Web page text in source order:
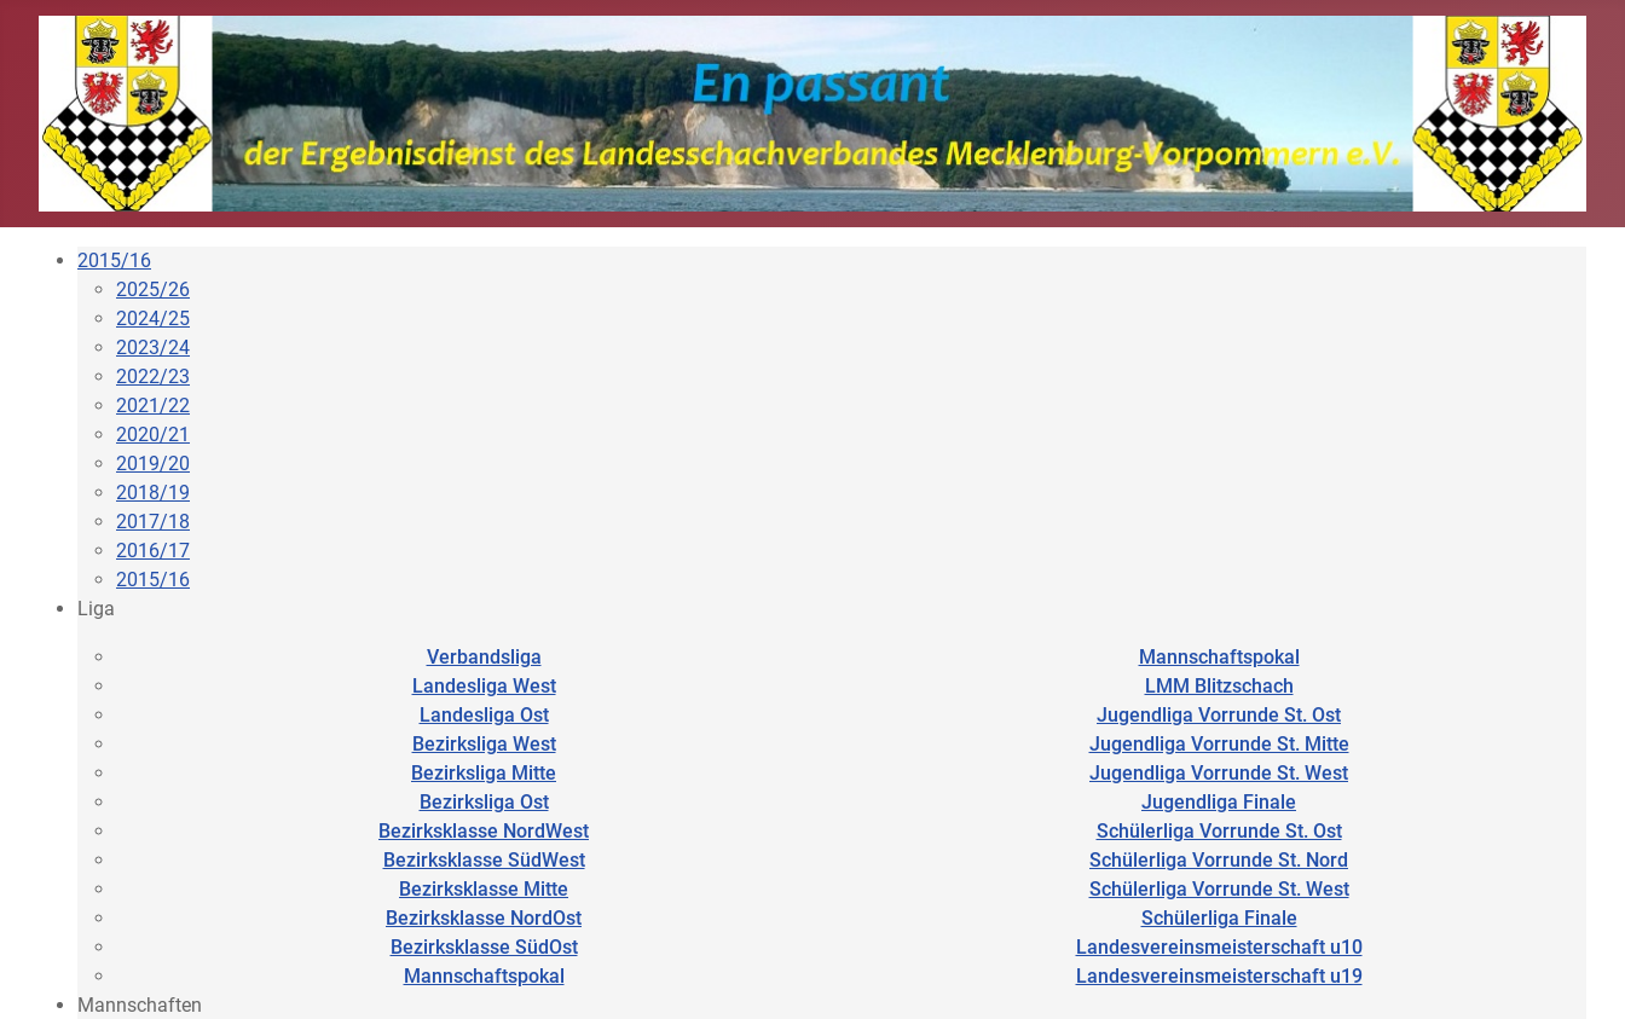
2015/16
2025/26
2024/25
2023/24
2022/23
2021/22
2020/21
2019/20
2018/19
2017/18
2016/17
2015/16
Liga
Verbandsliga
Mannschaftspokal
Landesliga West
LMM Blitzschach
Landesliga Ost
Jugendliga Vorrunde St. Ost
Bezirksliga West
Jugendliga Vorrunde St. Mitte
Bezirksliga Mitte
Jugendliga Vorrunde St. West
Bezirksliga Ost
Jugendliga Finale
Bezirksklasse NordWest
Schülerliga Vorrunde St. Ost
Bezirksklasse SüdWest
Schülerliga Vorrunde St. Nord
Bezirksklasse Mitte
Schülerliga Vorrunde St. West
Bezirksklasse NordOst
Schülerliga Finale
Bezirksklasse SüdOst
Landesvereinsmeisterschaft u10
Mannschaftspokal
Landesvereinsmeisterschaft u19
Mannschaften